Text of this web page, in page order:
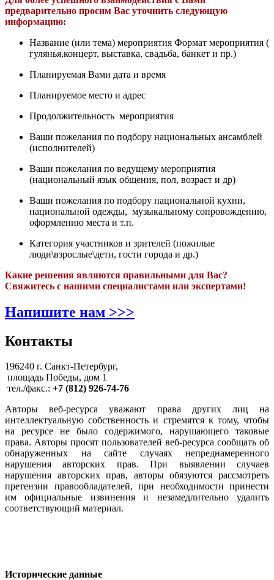
предварительно просим Вас уточнить следующую
информацию:
Название (или тема) мероприятия Формат мероприятия (
гулянья,концерт, выставка, свадьба, банкет и пр.)
Планируемая Вами дата и время
Планируемое место и адрес
Продолжительность мероприятия
Ваши пожелания по подбору национальных ансамблей
(исполнителей)
Ваши пожелания по ведущему мероприятия
(национальный язык общения, пол, возраст и др)
Ваши пожелания по подбору национальной кухни,
национальной одежды, музыкальному сопровождению,
оформлению места и т.п.
Категория участников и зрителей (пожилые
люди\взрослые\дети, гости города и др.)
Какие решения являются правильными для Вас?
Свяжитесь с нашими специалистами или экспертами!
Напишите нам >>>
Контакты
196240 г. Санкт-Петербург,
площадь Победы, дом 1
тел./факс.: +7 (812) 926-74-76
Авторы веб-ресурса уважают права других лиц на
интеллектуальную собственность и стремятся к тому, чтобы
на ресурсе не было содержимого, нарушающего таковые
права. Авторы просят пользователей веб-ресурса сообщать об
обнаруженных на сайте случаях непреднамеренного
нарушения авторских прав. При выявлении случаев
нарушения авторских прав, авторы обязуются рассмотреть
претензии правообладателей, при необходимости принести
им официальные извинения и незамедлительно удалить
соответствующий материал.
Исторические данные